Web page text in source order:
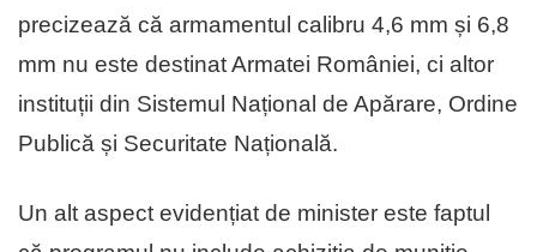
precizează că armamentul calibru 4,6 mm și 6,8
mm nu este destinat Armatei României, ci altor
instituții din Sistemul Național de Apărare, Ordine
Publică și Securitate Națională.
Un alt aspect evidențiat de minister este faptul